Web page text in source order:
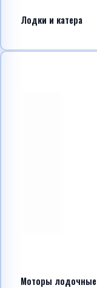
Лодки и катера
Моторы лодочные